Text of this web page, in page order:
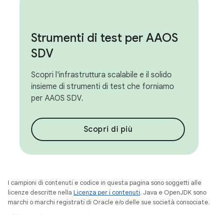
Strumenti di test per AAOS
SDV
Scopri l'infrastruttura scalabile e il solido
insieme di strumenti di test che forniamo
per AAOS SDV.
Scopri di più
I campioni di contenuti e codice in questa pagina sono soggetti alle
licenze descritte nella Licenza per i contenuti. Java e OpenJDK sono
marchi o marchi registrati di Oracle e/o delle sue società consociate.